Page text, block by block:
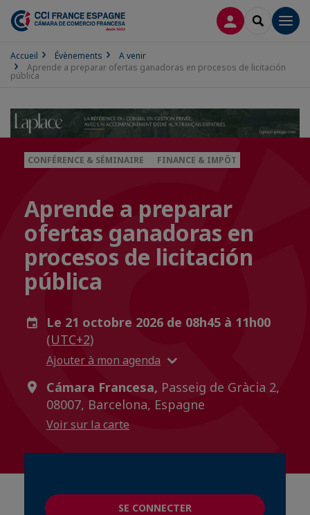
CONNEXION
Accueil Évènements
A venir
Aprende a preparar ofertas ganadoras en procesos de licitación
pública
CONFÉRENCE & SÉMINAIRE FINANCE & IMPÔT
Aprende a preparar
ofertas ganadoras en
procesos de licitación
pública
Le 21 octobre 2026 de 08h45 à 11h00
(UTC+2)
Ajouter à mon agenda
Cámara Francesa, Passeig de Gràcia 2,
08007, Barcelona, Espagne
Voir sur la carte
SE CONNECTER